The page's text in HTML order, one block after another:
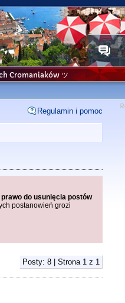
Cromaniaków ツ
Regulamin i pomoc
do usunięcia postów
postanowień grozi
Posty: 8 | Strona 1z 1